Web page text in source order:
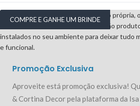
COMPRE E GANHE UM BRINDE
Promoção Exclusiva
Aproveite está promoção exclusiva!
& Cortina Decor pela plataforma da